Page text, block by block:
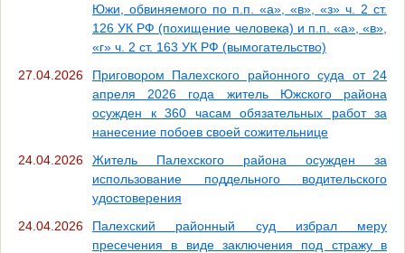
Южи, обвиняемого по п.п. «а», «в», «з» ч. 2 ст.
126 УК РФ (похищение человека) и п.п. «а», «в»,
«г» ч. 2 ст. 163 УК РФ (вымогательство)
27.04.2026
Приговором Палехского районного суда от 24
апреля 2026 года житель Южского района
осужден к 360 часам обязательных работ за
нанесение побоев своей сожительнице
24.04.2026
Житель Палехского района осужден за
использование поддельного водительского
удостоверения
24.04.2026
Палехский районный суд избрал меру
пресечения в виде заключения под стражу в